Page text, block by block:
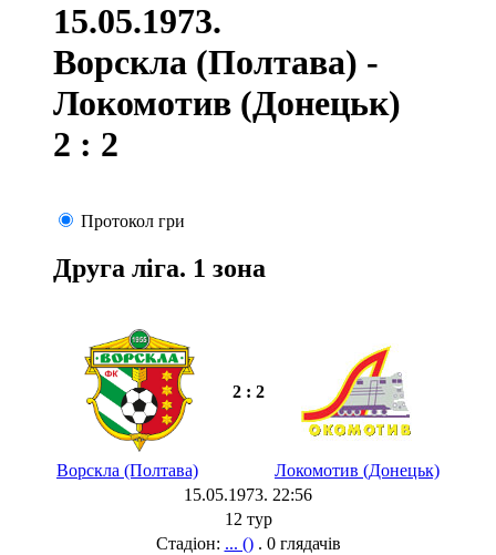
15.05.1973.
Ворскла (Полтава) -
Локомотив (Донецьк)
2 : 2
Протокол гри
Друга ліга. 1 зона
2 : 2
Ворскла (Полтава)
Локомотив (Донецьк)
15.05.1973. 22:56
12 тур
Стадіон: ... (). 0 глядачів